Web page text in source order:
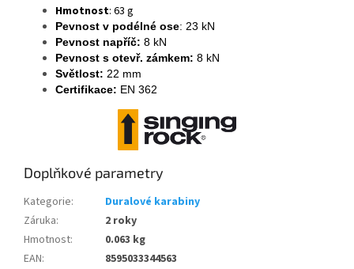
Hmotnost: 63 g
Pevnost v podélné ose: 23 kN
Pevnost napříč: 8 kN
Pevnost s otevř. zámkem: 8 kN
Světlost: 22 mm
Certifikace: EN 362
Doplňkové parametry
Kategorie:
Duralové karabiny
Záruka:
2 roky
Hmotnost:
0.063 kg
EAN:
8595033344563